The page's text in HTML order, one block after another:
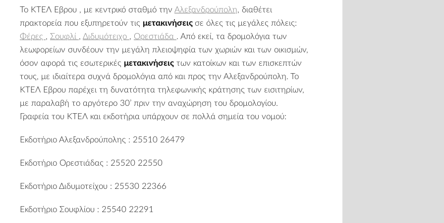
Το ΚΤΕΛ Έβρου , με κεντρικό σταθμό την Αλεξανδρούπολη, διαθέτει
πρακτορεία που εξυπηρετούν τις μετακινήσεις σε όλες τις μεγάλες πόλεις:
Φέρες , Σουφλί , Διδυμότειχο , Ορεστιάδα . Από εκεί, τα δρομολόγια των
λεωφορείων συνδέουν την μεγάλη πλειοψηφία των χωριών και των οικισμών,
όσον αφορά τις εσωτερικές μετακινήσεις των κατοίκων και των επισκεπτών
τους, με ιδιαίτερα συχνά δρομολόγια από και προς την Αλεξανδρούπολη. Το
ΚΤΕΛ Έβρου παρέχει τη δυνατότητα τηλεφωνικής κράτησης των εισιτηρίων,
με παραλαβή το αργότερο 30’ πριν την αναχώρηση του δρομολογίου.
Γραφεία του ΚΤΕΛ και εκδοτήρια υπάρχουν σε πολλά σημεία του νομού:
Εκδοτήριο Αλεξανδρούπολης : 25510 26479
Εκδοτήριο Ορεστιάδας : 25520 22550
Εκδοτήριο Διδυμοτείχου : 25530 22366
Εκδοτήριο Σουφλίου : 25540 22291